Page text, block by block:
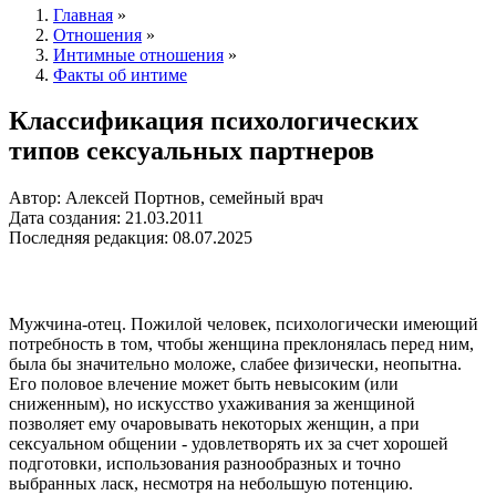
Главная »
Отношения »
Интимные отношения »
Факты об интиме
Классификация психологических
типов сексуальных партнеров
Автор: Алексей Портнов, семейный врач
Дата создания: 21.03.2011
Последняя редакция: 08.07.2025
Мужчина-отец. Пожилой человек, психологически имеющий
потребность в том, чтобы женщина преклонялась перед ним,
была бы значительно моложе, слабее физически, неопытна.
Его половое влечение может быть невысоким (или
сниженным), но искусство ухаживания за женщиной
позволяет ему очаровывать некоторых женщин, а при
сексуальном общении - удовлетворять их за счет хорошей
подготовки, использования разнообразных и точно
выбранных ласк, несмотря на небольшую потенцию.